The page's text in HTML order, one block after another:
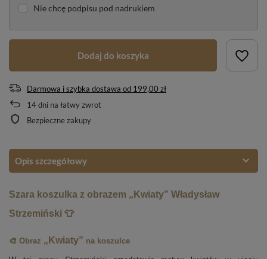
Nie chcę podpisu pod nadrukiem
Dodaj do koszyka
Darmowa i szybka dostawa od 199,00 zł
14dni na łatwy zwrot
Bezpieczne zakupy
Opis szczegółowy
Szara koszulka z obrazem „Kwiaty” Władysław
Strzemiński 👕
🎨 Obraz „Kwiaty” na koszulce